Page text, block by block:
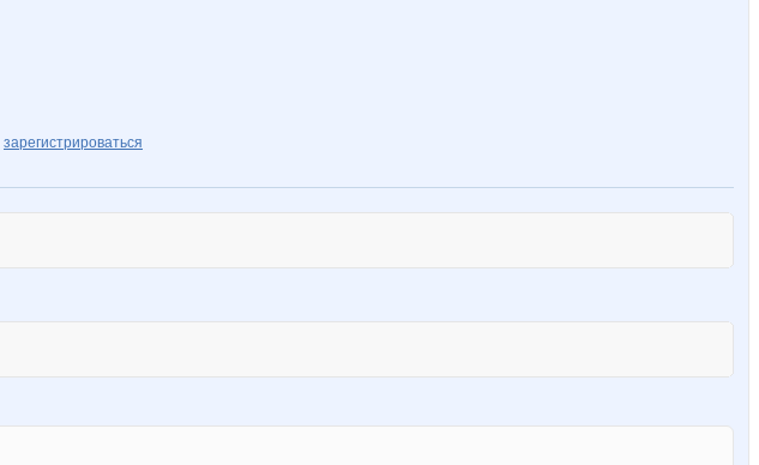
зарегистрироваться